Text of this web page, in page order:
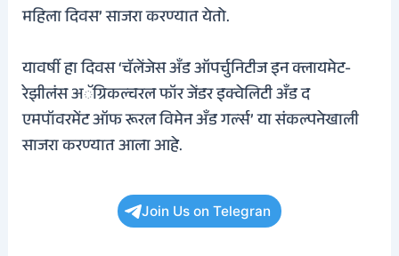
महिला दिवस’ साजरा करण्यात येतो.
यावर्षी हा दिवस ‘चॅलेंजेस अँड ऑपर्चुनिटीज इन क्लायमेट-
रेझीलंस अॅग्रिकल्चरल फॉर जेंडर इक्वेलिटी अँड द
एमपॉवरमेंट ऑफ रूरल विमेन अँड गर्ल्स’ या संकल्पनेखाली
साजरा करण्यात आला आहे.
Join Us on Telegran